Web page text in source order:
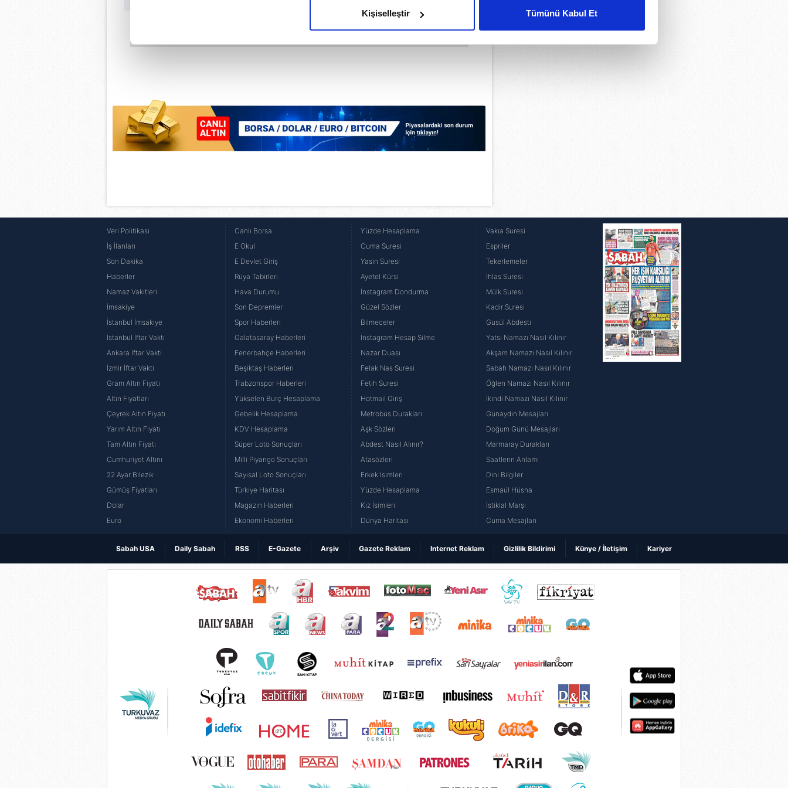
Her halükârda, kullanıcılar, bu çerezlere izin vermedikleri takdirde, kullanıcılara hedefli reklamlar gösterilmeyecektir."
reklam/pazarlama faaliyetlerinin yapılması, amaçlarıyla sınırlı olarak açık rızanız dahilinde kullanılacaktır.
Çerezlere ilişkin tercihlerinizi aşağıda yer alan panel vasıtasıyla belirleyebilirsiniz. Çerezlere ilişkin detaylı bilgi için Ayarlar
butonuna tıklayabilir,Çerez Bilgilendirme Metnimizi ziyaret edebilirsiniz.
Kişiselleştir Tümünü Kabul Et
Veri Politikası
İş İlanları
Son Dakika
Haberler
Namaz Vakitleri
İmsakiye
İstanbul İmsakiye
İstanbul İftar Vakti
Ankara İftar Vakti
İzmir İftar Vakti
Gram Altın Fiyatı
Altın Fiyatları
Çeyrek Altın Fiyatı
Yarım Altın Fiyatı
Tam Altın Fiyatı
Cumhuriyet Altını
22 Ayar Bilezik
Gümüş Fiyatları
Dolar
Euro
Canlı Borsa
E Okul
E Devlet Giriş
Rüya Tabirleri
Hava Durumu
Son Depremler
Spor Haberleri
Galatasaray Haberleri
Fenerbahçe Haberleri
Beşiktaş Haberleri
Trabzonspor Haberleri
Yükselen Burç Hesaplama
Gebelik Hesaplama
KDV Hesaplama
Süper Loto Sonuçları
Milli Piyango Sonuçları
Sayısal Loto Sonuçları
Türkiye Haritası
Magazin Haberleri
Ekonomi Haberleri
Yüzde Hesaplama
Cuma Suresi
Yasin Suresi
Ayetel Kürsi
İnstagram Dondurma
Güzel Sözler
Bilmeceler
İnstagram Hesap Silme
Nazar Duası
Felak Nas Suresi
Fetih Suresi
Hotmail Giriş
Metrobüs Durakları
Aşk Sözleri
Abdest Nasıl Alınır?
Atasözleri
Erkek İsimleri
Yüzde Hesaplama
Kız İsimleri
Dünya Haritası
Vakıa Suresi
Espriler
Tekerlemeler
İhlas Suresi
Mülk Suresi
Kadir Suresi
Gusül Abdesti
Yatsı Namazı Nasıl Kılınır
Akşam Namazı Nasıl Kılınır
Sabah Namazı Nasıl Kılınır
Öğlen Namazı Nasıl Kılınır
İkindi Namazı Nasıl Kılınır
Günaydın Mesajları
Doğum Günü Mesajları
Marmaray Durakları
Saatlerin Anlamı
Dini Bilgiler
Esmaül Hüsna
İstiklal Marşı
Cuma Mesajları
Sabah USA Daily Sabah RSS E-Gazete Arşiv Gazete Reklam Internet Reklam Gizlilik Bildirimi Künye / İletişim Kariyer